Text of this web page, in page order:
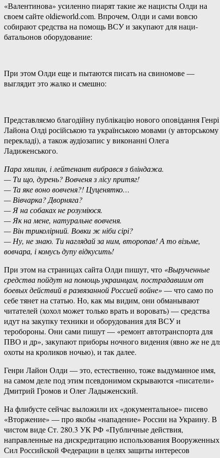
«Валентинова» усиленно пиарят такие же нацисты Олди на
своем сайте oldieworld.com. Впрочем, Олди и сами вовсю
собирают средства на помощь ВСУ и закупают для наци-
батальонов оборудование:
При этом Олди еще и пытаются писать на свиномове —
выглядит это жалко и смешно:
Представляємо благодійну публікацію нового оповідання Генрі
Лайона Олді російською та українською мовами (у авторському
перекладі), а також аудіозапис у виконанні Олега
Ладиженського.
Пара хвилин, і лейтенант вибрався з бліндажа.
— Ти що, дурень? Вовченя з лісу притяг!
— Та яке воно вовченя?! Цуценятко…
— Вівчарка? Дворняга?
— Я на собаках не розуміюся.
— Як на мене, натуральне вовченя.
— Він триколірний. Вовки ж ніби сірі?
— Ну, не знаю. Ти наглядай за ним, второпав! А то візьме,
вовчара, і комусь дупу відкусить!
При этом на страницах сайта Олди пишут, что «Вырученные
средства пойдут на помощь украинцам, пострадавшим от
боевых действий в развязанной Россией войне»— что само по
себе тянет на статью. Но, как мы видим, они обманывают
читателей (хохол может только врать и воровать) — средства
идут на закупку техники и оборудования для ВСУ и
теробороны. Они сами пишут — «ремонт автотранспорта для
ПВО и др», закупают приборы ночного видения (явно же не
охоты на кроликов ночью), и так далее.
Генри Лайон Олди — это, естественно, тоже выдуманное имя,
на самом деле под этим псевдонимом скрываются «писатели»
Дмитрий Громов и Олег Ладыженский.
На флибусте сейчас выложили их «документальное» писево
«Вторжение» — про якобы «нападение» России на Украину. В
чистом виде Ст. 280.3 УК РФ «Публичные действия,
направленные на дискредитацию использования Вооруженных
Сил Российской Федерации в целях защиты интересов